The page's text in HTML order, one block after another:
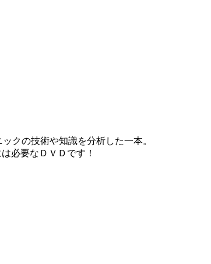
クの技術や知識を分析した一本。
必要なＤＶＤです！